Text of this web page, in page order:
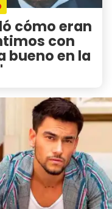
cómo eran
con
bueno en la